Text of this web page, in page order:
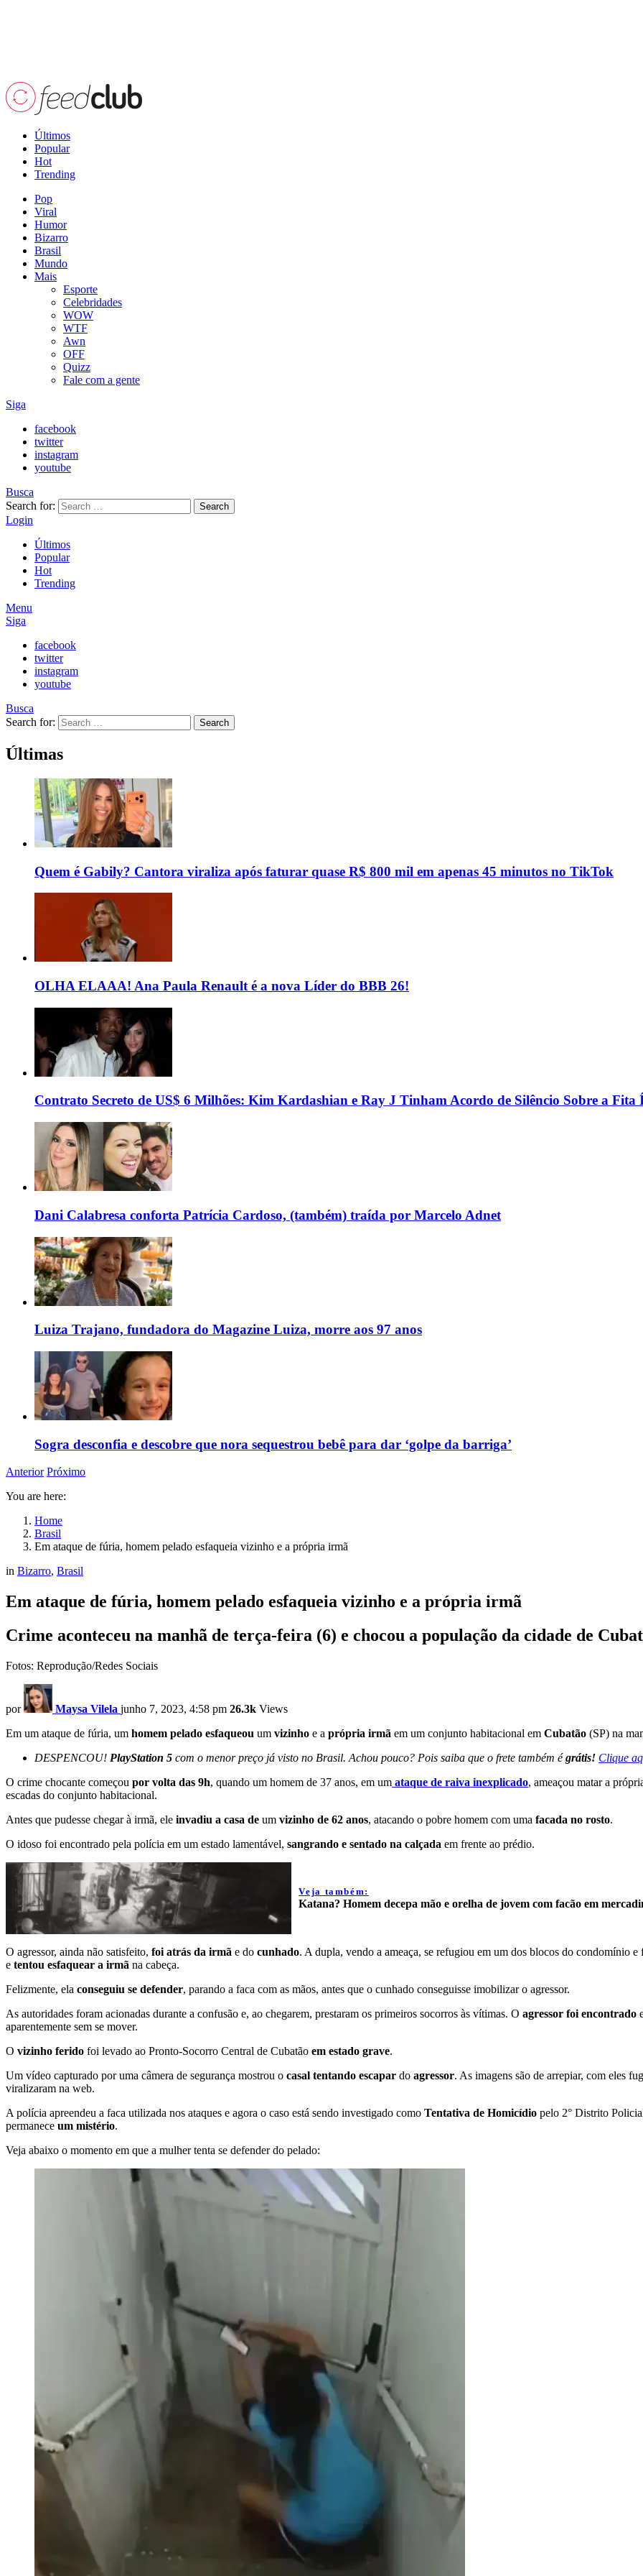
Últimos
Popular
Hot
Trending
Pop
Viral
Humor
Bizarro
Brasil
Mundo
Mais
Esporte
Celebridades
WOW
WTF
Awn
OFF
Quizz
Fale com a gente
Siga
facebook
twitter
instagram
youtube
Busca
Search for:
Search
Login
Últimos
Popular
Hot
Trending
Menu
Siga
facebook
twitter
instagram
youtube
Busca
Search for:
Search
Últimas
Quem é Gabily? Cantora viraliza após faturar quase R$ 800 mil em apenas 45 minutos no TikTok
OLHA ELAAA! Ana Paula Renault é a nova Líder do BBB 26!
Contrato Secreto de US$ 6 Milhões: Kim Kardashian e Ray J Tinham Acordo de Silêncio Sobre a Fita
Dani Calabresa conforta Patrícia Cardoso, (também) traída por Marcelo Adnet
Luiza Trajano, fundadora do Magazine Luiza, morre aos 97 anos
Sogra desconfia e descobre que nora sequestrou bebê para dar ‘golpe da barriga’
Anterior Próximo
You are here:
Home
Brasil
Em ataque de fúria, homem pelado esfaqueia vizinho e a própria irmã
in Bizarro, Brasil
Em ataque de fúria, homem pelado esfaqueia vizinho e a própria irmã
Crime aconteceu na manhã de terça-feira (6) e chocou a população da cidade de
Fotos: Reprodução/Redes Sociais
por Maysa Vilela junho 7, 2023, 4:58 pm 26.3k Views
Em um ataque de fúria, um homem pelado esfaqueou um vizinho e a própria irmã em um conjunto habitacional em Cubatão (SP) na
DESPENCOU! PlayStation 5 com o menor preço já visto no Brasil. Achou pouco? Pois saiba que o frete também égrátis! Clique
O crime chocante começou por volta das 9h, quando um homem de 37 anos, em um ataque de raiva inexplicado, ameaçou matar a
escadas do conjunto habitacional.
Antes que pudesse chegar à irmã, ele invadiu a casa de um vizinho de 62 anos, atacando o pobre homem com uma facada no rosto.
O idoso foi encontrado pela polícia em um estado lamentável, sangrando e sentado na calçada em frente ao prédio.
Veja também:
Katana? Homem decepa mão e orelha de jovem com facão em
O agressor, ainda não satisfeito, foi atrás da irmã e do cunhado. A dupla, vendo a ameaça, se refugiou em um dos blocos do condomínio
e tentou esfaquear a irmã na cabeça.
Felizmente, ela conseguiu se defender, parando a faca com as mãos, antes que o cunhado conseguisse imobilizar o agressor.
As autoridades foram acionadas durante a confusão e, ao chegarem, prestaram os primeiros socorros às vítimas. O agressor foi encontrado
aparentemente sem se mover.
O vizinho ferido foi levado ao Pronto-Socorro Central de Cubatão em estado grave.
Um vídeo capturado por uma câmera de segurança mostrou o casal tentando escapar do agressor. As imagens são de arrepiar, com eles
viralizaram na web.
A polícia apreendeu a faca utilizada nos ataques e agora o caso está sendo investigado como Tentativa de Homicídio pelo 2° Distrito
permanece um mistério.
Veja abaixo o momento em que a mulher tenta se defender do pelado: